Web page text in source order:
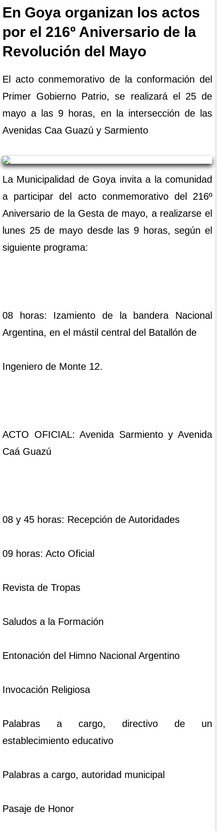
En Goya organizan los actos
por el 216º Aniversario de la
Revolución del Mayo
El acto conmemorativo de la conformación del
Primer Gobierno Patrio, se realizará el 25 de
mayo a las 9 horas, en la intersección de las
Avenidas Caa Guazú y Sarmiento
La Municipalidad de Goya invita a la comunidad
a participar del acto conmemorativo del 216º
Aniversario de la Gesta de mayo, a realizarse el
lunes 25 de mayo desde las 9 horas, según el
siguiente programa:
08 horas: Izamiento de la bandera Nacional
Argentina, en el mástil central del Batallón de
Ingeniero de Monte 12.
ACTO OFICIAL: Avenida Sarmiento y Avenida
Caá Guazú
08 y 45 horas: Recepción de Autoridades
09 horas: Acto Oficial
Revista de Tropas
Saludos a la Formación
Entonación del Himno Nacional Argentino
Invocación Religiosa
Palabras a cargo, directivo de un
establecimiento educativo
Palabras a cargo, autoridad municipal
Pasaje de Honor